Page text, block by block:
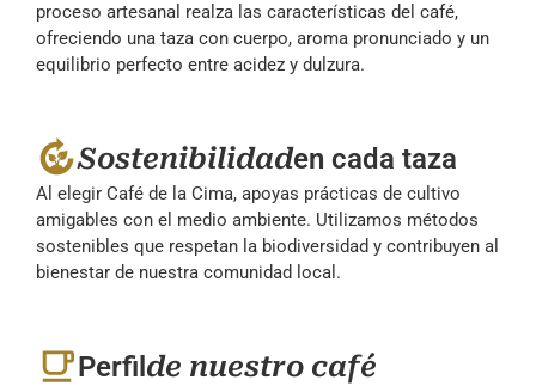
proceso artesanal realza las características del café,
ofreciendo una taza con cuerpo, aroma pronunciado y un
equilibrio perfecto entre acidez y dulzura.
Sostenibilidaden cada taza
Al elegir Café de la Cima, apoyas prácticas de cultivo
amigables con el medio ambiente. Utilizamos métodos
sostenibles que respetan la biodiversidad y contribuyen al
bienestar de nuestra comunidad local.
Perfil de nuestro café